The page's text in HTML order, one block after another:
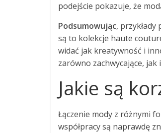
podejście pokazuje, że
Podsumowując,
są to kolekcje haute
widać jak kreatywność i
zarówno zachwycające, jak
Jakie są
Łączenie mody z różnymi
współpracy są naprawdę